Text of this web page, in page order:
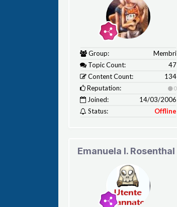
Group:
Membri
Topic Count:
47
Content Count:
134
Reputation:
0
Joined:
14/03/2006
Status:
Offline
Emanuela l. Rosenthal